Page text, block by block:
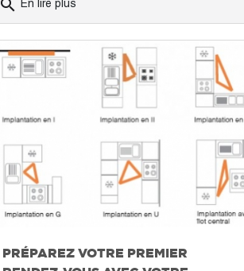
search En lire plus
PRÉPAREZ VOTRE PREMIER